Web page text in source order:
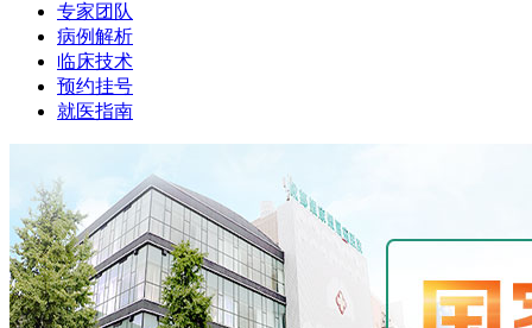
专家团队
病例解析
临床技术
预约挂号
就医指南